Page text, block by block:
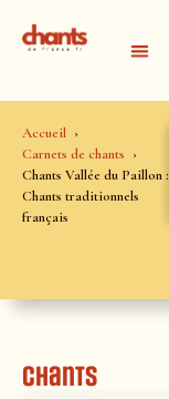
Accueil
Carnets de chants
Chants Vallée du Paillon :
Chants traditionnels
français
Chants